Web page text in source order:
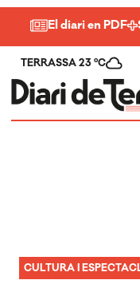
El diari en PDF
TERRASSA 23 ºC
CULTURA I